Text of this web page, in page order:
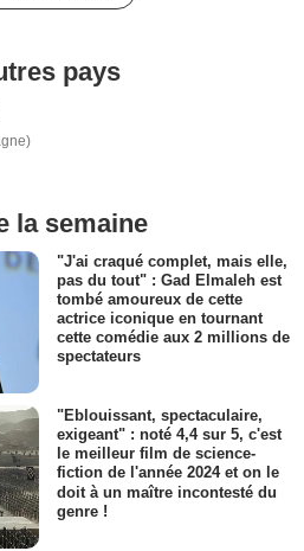
pays
la semaine
"J'ai craqué complet, mais elle,
pas du tout" : Gad Elmaleh est
tombé amoureux de cette
actrice iconique en tournant
cette comédie aux 2 millions de
spectateurs
"Eblouissant, spectaculaire,
exigeant" : noté 4,4 sur 5, c'est
le meilleur film de science-
fiction de l'année 2024 et on le
doit à un maître incontesté du
genre !